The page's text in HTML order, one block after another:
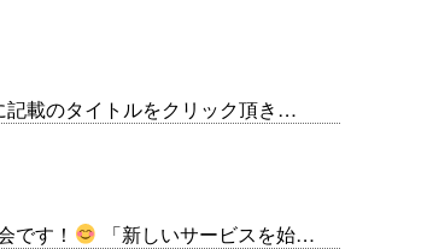
記載のタイトルをクリック頂き…
です！ 「新しいサービスを始…